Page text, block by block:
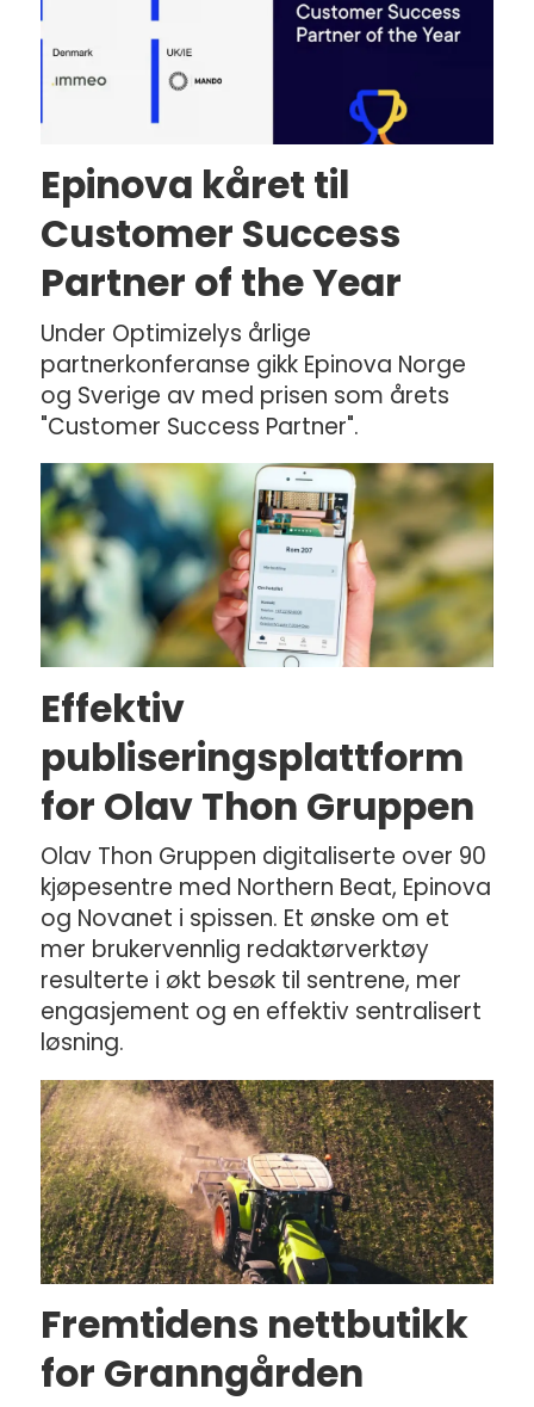
Epinova kåret til
Customer Success
Partner of the Year
Under Optimizelys årlige
partnerkonferanse gikk Epinova Norge
og Sverige av med prisen som årets
"Customer Success Partner".
Effektiv
publiseringsplattform
for Olav Thon Gruppen
Olav Thon Gruppen digitaliserte over 90
kjøpesentre med Northern Beat, Epinova
og Novanet i spissen. Et ønske om et
mer brukervennlig redaktørverktøy
resulterte i økt besøk til sentrene, mer
engasjement og en effektiv sentralisert
løsning.
Fremtidens nettbutikk
for Granngården